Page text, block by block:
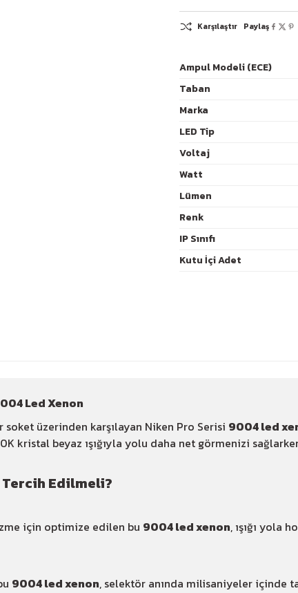
Ampul Modeli (ECE)
Taban
Marka
LED Tip
Voltaj
Watt
Lümen
Renk
IP Sınıfı
Kutu İçi Adet
Led Xenon
soket üzerinden karşılayan Niken Pro Serisi 9004 led
kristal beyaz ışığıyla yolu daha net görmenizi
Edilmeli?
için optimize edilen bu 9004 led xenon, ışığı yola
9004 led xenon, selektör anında milisaniyeler içinde